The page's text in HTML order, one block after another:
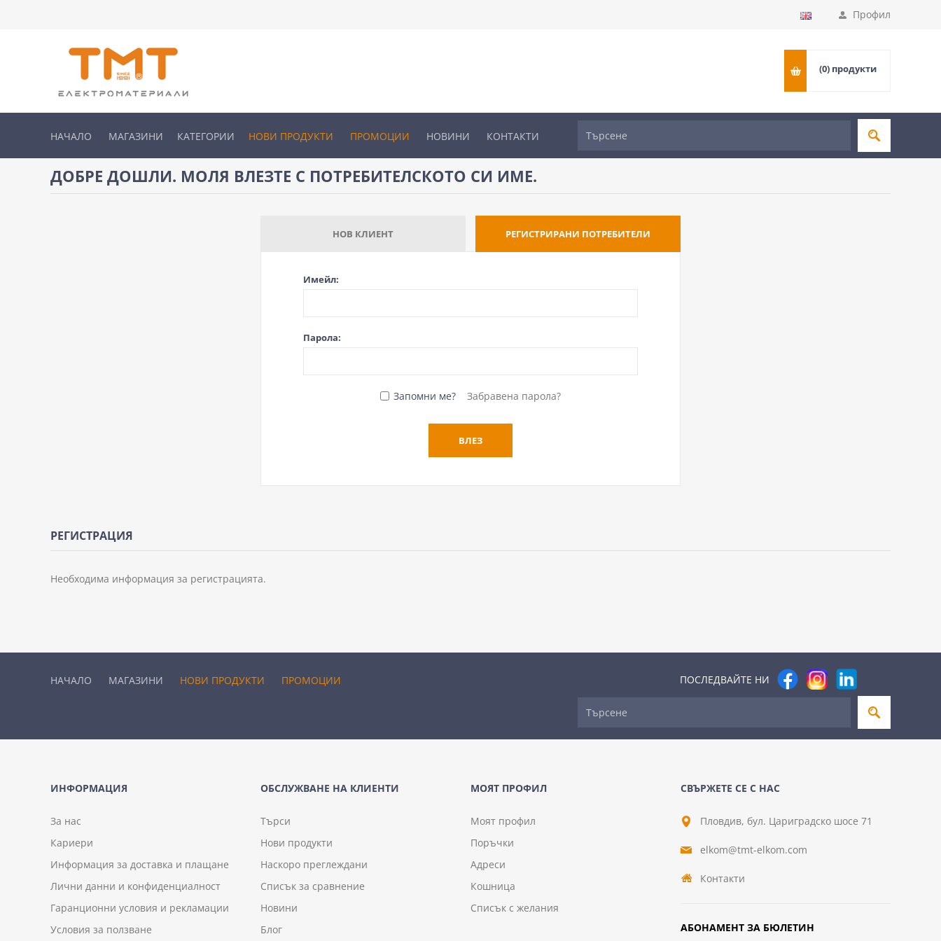
Профил
(0) продукти
НАЧАЛО МАГАЗИНИ КАТЕГОРИИ НОВИ ПРОДУКТИ ПРОМОЦИИ НОВИНИ КОНТАКТИ
ДОБРЕ ДОШЛИ. МОЛЯ ВЛЕЗТЕ С ПОТРЕБИТЕЛСКОТО СИ ИМЕ.
НОВ КЛИЕНТ РЕГИСТРИРАНИ ПОТРЕБИТЕЛИ
Имейл:
Парола:
Запомни ме? Забравена парола?
РЕГИСТРАЦИЯ
Необходима информация за регистрацията.
ПОСЛЕДВАЙТЕ НИ
НАЧАЛО МАГАЗИНИ НОВИ ПРОДУКТИ ПРОМОЦИИ
ИНФОРМАЦИЯ
За нас
Кариери
Информация за доставка и плащане
Лични данни и конфиденциалност
Гаранционни условия и рекламации
Условия за ползване
ОБСЛУЖВАНЕ НА КЛИЕНТИ
Търси
Нови продукти
Наскоро преглеждани
Списък за сравнение
Новини
Блог
МОЯТ ПРОФИЛ
Моят профил
Поръчки
Адреси
Кошница
Списък с желания
СВЪРЖЕТЕ СЕ С НАС
Пловдив, бул. Цариградско шосе 71
elkom@tmt-elkom.com
Контакти
АБОНАМЕНТ ЗА БЮЛЕТИН